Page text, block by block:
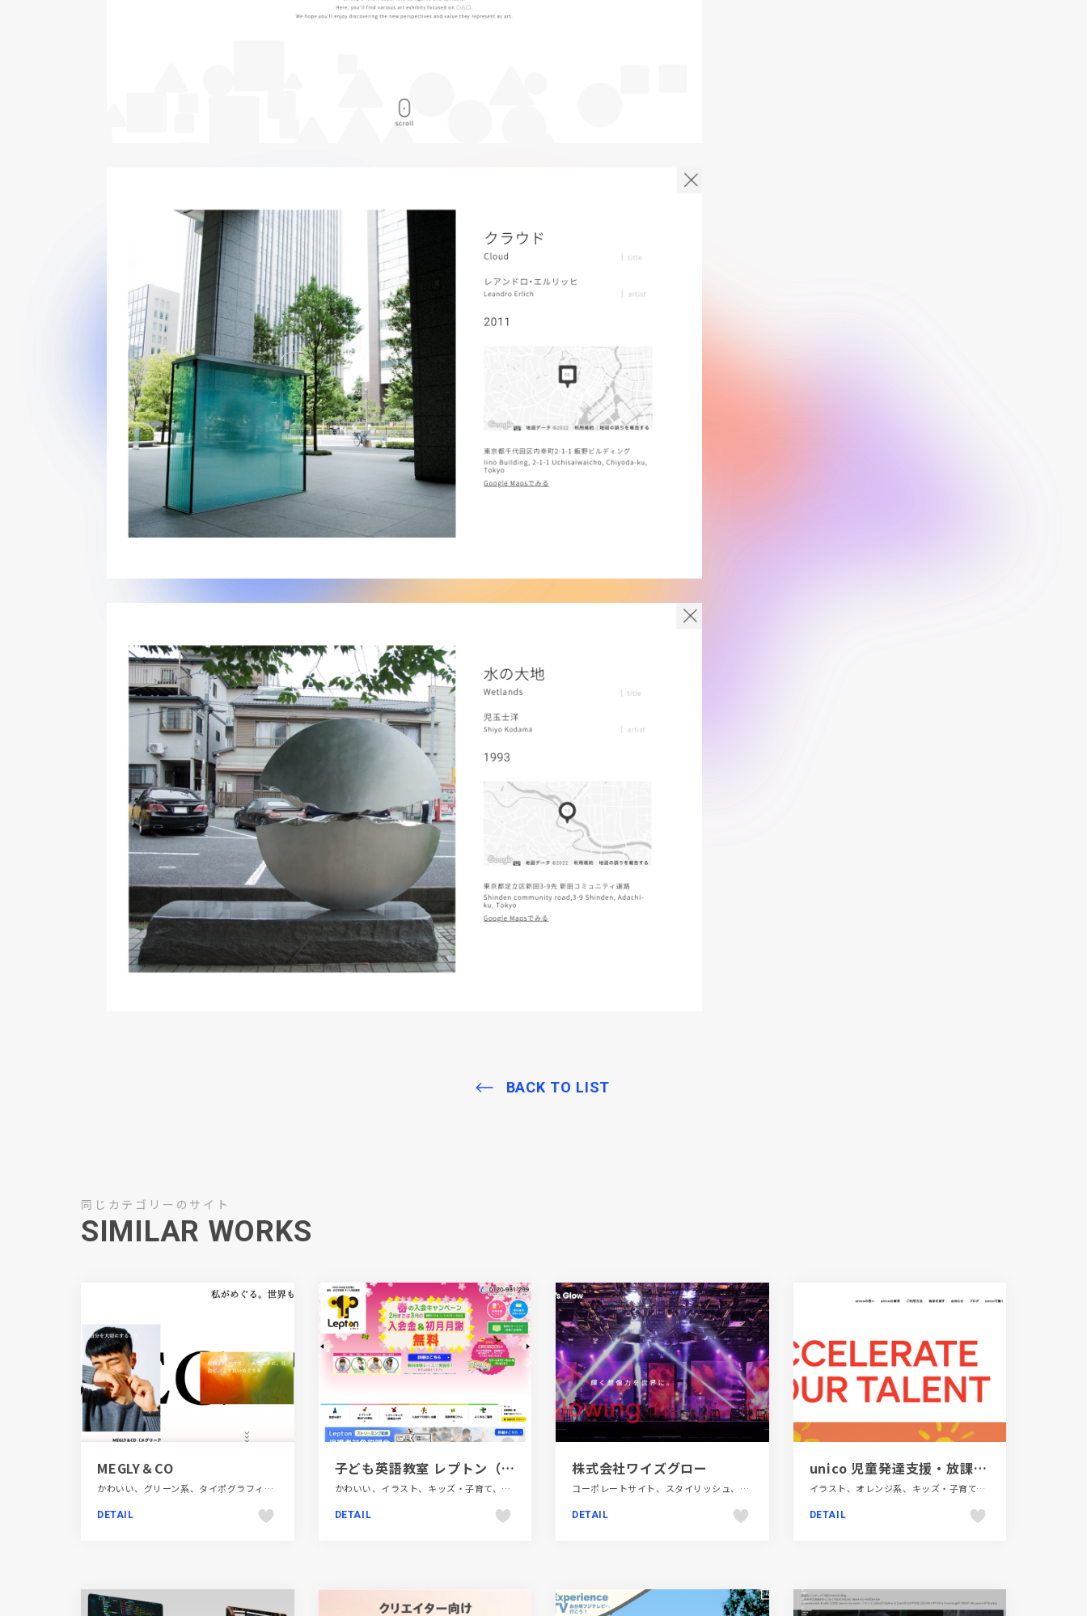
BACK TO LIST
同じカテゴリーのサイト
SIMILAR WORKS
MEGLY＆CO
かわいい、グリーン系、タイポグラフィー、パープル系、ピンク系、ファッション・ビューティー、フラットデザイン、ブランド・サービスサイト、ポップ、メディアサイト、大きめ写真
DETAIL
子ども英語教室 レプトン（Lepton）公式サイト
かわいい、イラスト、キッズ・子育て、コーポレートサイト、ピンク系、ブルー系、ポップ、大きめ写真、教育・学校
DETAIL
株式会社ワイズグロー
コーポレートサイト、スタイリッシュ、ダイナミック、デザイン・アート・音楽・文芸、ブラック系 、モーション多め、レッド系、大きめ写真
DETAIL
unico 児童発達支援・放課後等デイサービス
イラスト、オレンジ系、キッズ・子育て、ナチュラル、ホワイト系、大きめ写真、教育・学校、施設・店舗サイト
DETAIL